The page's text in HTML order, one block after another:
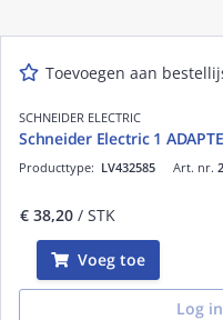
Toevoegen aan
SCHNEIDER ELECTRIC
Schneider Electric 1
Art. nr.
Producttype: LV432585
€ 38,20 / STK
Voeg toe
Log